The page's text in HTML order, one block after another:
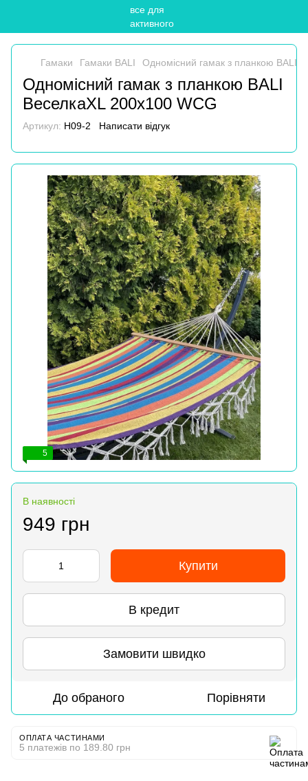
Гамаки Гамаки BALI Одномісний гамак з планкою BALI
Одномісний гамак з планкою BALI
ВеселкаXL 200х100 WCG
Артикул: H09-2 Написати відгук
5
В наявності
949 грн
Купити
В кредит
Замовити швидко
До обраного Порівняти
ОПЛАТА ЧАСТИНАМИ
5 платежів по 189.80 грн